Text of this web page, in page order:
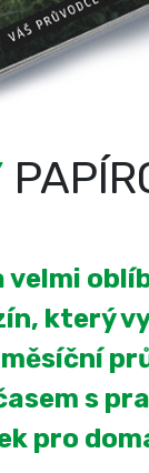
velmi
který
s
pro